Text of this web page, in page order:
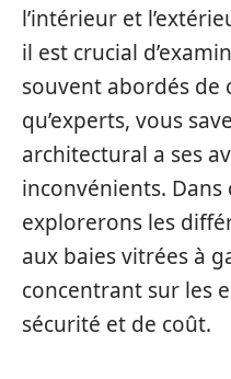
l’intérieur et
il est crucial
souvent abordés de
qu’experts, vous
architectural a ses
inconvénients.
explorerons les
aux baies vitrées à
concentrant sur les
sécurité et de coût.